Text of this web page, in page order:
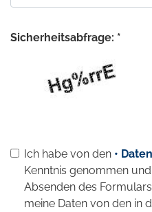
Sicherheitsabfrage: *
Ich habe von den •
Kenntnis genommen
Absenden des
meine Daten von den in